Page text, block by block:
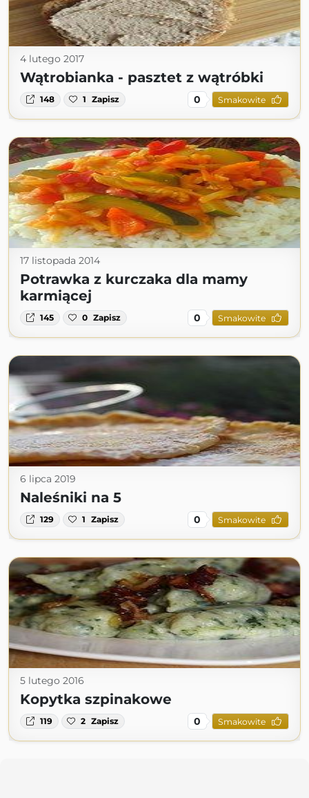
4 lutego 2017
Wątrobianka - pasztet z wątróbki
148 1 Zapisz 0 Smakowite
17 listopada 2014
Potrawka z kurczaka dla mamy
karmiącej
145 0 Zapisz 0 Smakowite
6 lipca 2019
Naleśniki na 5
129 1 Zapisz 0 Smakowite
5 lutego 2016
Kopytka szpinakowe
119 2 Zapisz 0 Smakowite